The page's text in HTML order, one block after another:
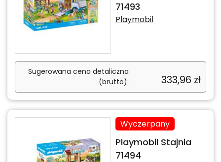
71493
Playmobil
Sugerowana cena detaliczna
(brutto):
333,96 zł
Wyczerpany
Playmobil Stajnia
71494